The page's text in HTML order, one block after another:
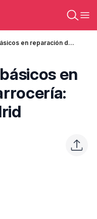
de carrocería: curso SEPE Madrid
en